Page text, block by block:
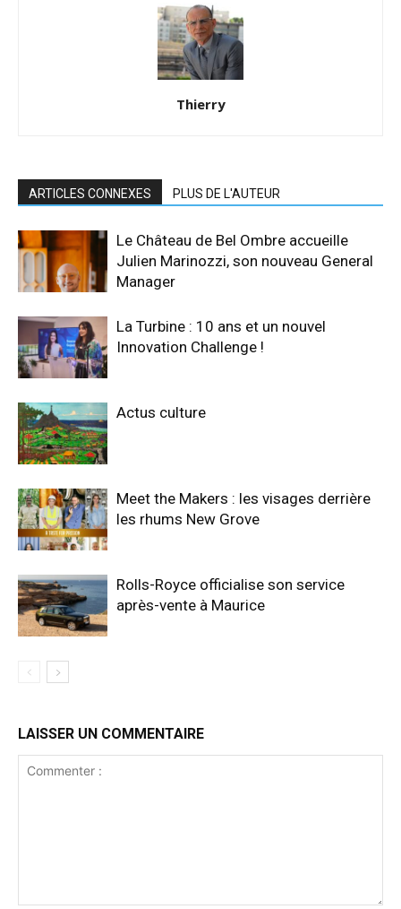
Thierry
ARTICLES CONNEXES PLUS DE L'AUTEUR
Le Château de Bel Ombre accueille
Julien Marinozzi, son nouveau General
Manager
La Turbine : 10 ans et un nouvel
Innovation Challenge !
Actus culture
Meet the Makers : les visages derrière
les rhums New Grove
Rolls-Royce officialise son service
après-vente à Maurice
LAISSER UN COMMENTAIRE